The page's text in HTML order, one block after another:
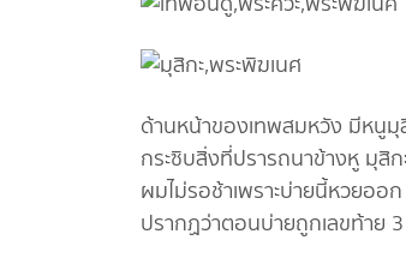
ด้านหน้าของเทพสมหวัง มีหนูมุสิ
กระซิบสิ่งที่ปรารถนาข้างหู มุสิก
ผมไม่รอช้าเพราะบ่ายนี้หวยออ
ปรากฏว่าตอนบ่ายถูกเลขท้าย